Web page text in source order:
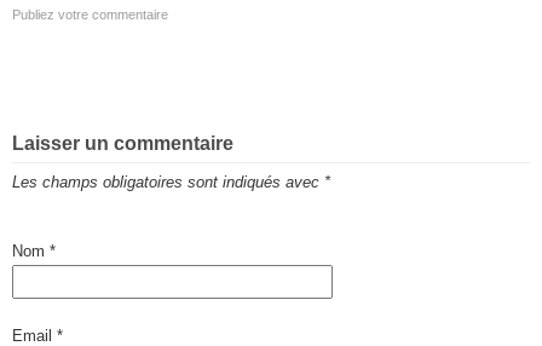
Publiez votre commentaire
Laisser un commentaire
Les champs obligatoires sont indiqués avec *
Nom *
Email *